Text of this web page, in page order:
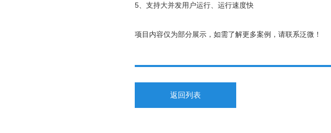
5、支持大并发用户运行、运行速度快
项目内容仅为部分展示，如需了解更多案例，请联系泛微！
返回列表